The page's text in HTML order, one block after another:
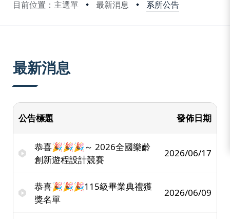
目前位置：主選單 最新消息 系所公告
最新消息
公告標題 發佈日期
恭喜🎉🎉🎉～ 2026全國樂齡
創新遊程設計競賽
2026/06/17
恭喜🎉🎉🎉115級畢業典禮獲
獎名單
2026/06/09